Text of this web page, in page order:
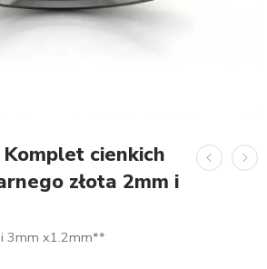
cienkich
złota 2mm i
3mm x1.2mm**